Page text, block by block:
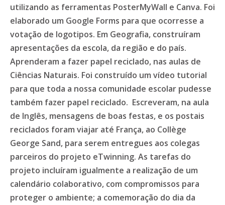
utilizando as ferramentas PosterMyWall e Canva. Foi
elaborado um Google Forms para que ocorresse a
votação de logotipos. Em Geografia, construíram
apresentações da escola, da região e do país.
Aprenderam a fazer papel reciclado, nas aulas de
Ciências Naturais. Foi construído um vídeo tutorial
para que toda a nossa comunidade escolar pudesse
também fazer papel reciclado. Escreveram, na aula
de Inglês, mensagens de boas festas, e os postais
reciclados foram viajar até França, ao Collège
George Sand, para serem entregues aos colegas
parceiros do projeto eTwinning. As tarefas do
projeto incluíram igualmente a realização de um
calendário colaborativo, com compromissos para
proteger o ambiente; a comemoração do dia da